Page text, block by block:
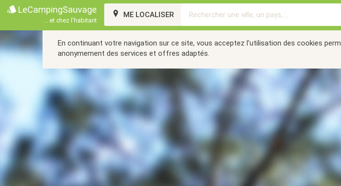
LeCampingSauvage
... et chez l'habitant
ME LOCALISER
En continuant votre navigation sur ce site, vous acceptez l'utilisation des cookies
anonymement des services et offres adaptés.